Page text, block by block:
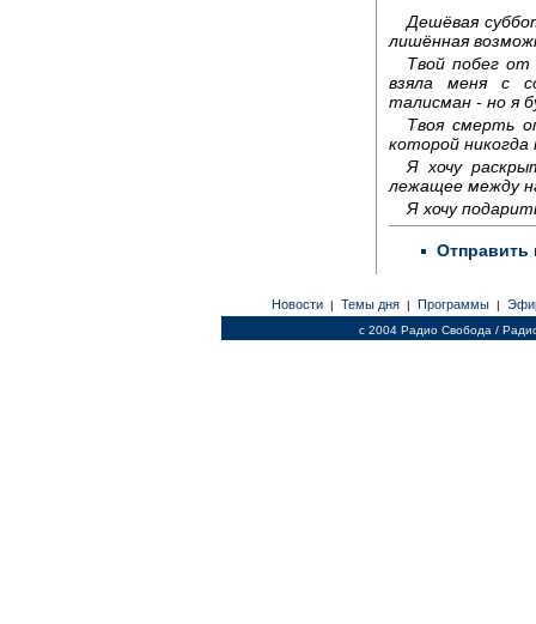
Дешёвая
лишённая
Твой побег
взяла меня с
талисман - но я
Твоя смерть
которой
Я хочу
лежащее между
Я хочу
Отправить
Новости | Темы дня | Программы |
c 2004 Радио Свобода /